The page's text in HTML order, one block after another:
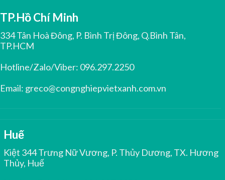
TP.Hồ Chí Minh
334 Tân Hoà Đông, P. Bình Trị Đông, Q.Bình Tân,
TP.HCM
Hotline/Zalo/Viber: 096.297.2250
Email: greco@congnghiepvietxanh.com.vn
Huế
Kiệt 344 Trưng Nữ Vương, P. Thủy Dương, TX. Hương
Thủy, Huế